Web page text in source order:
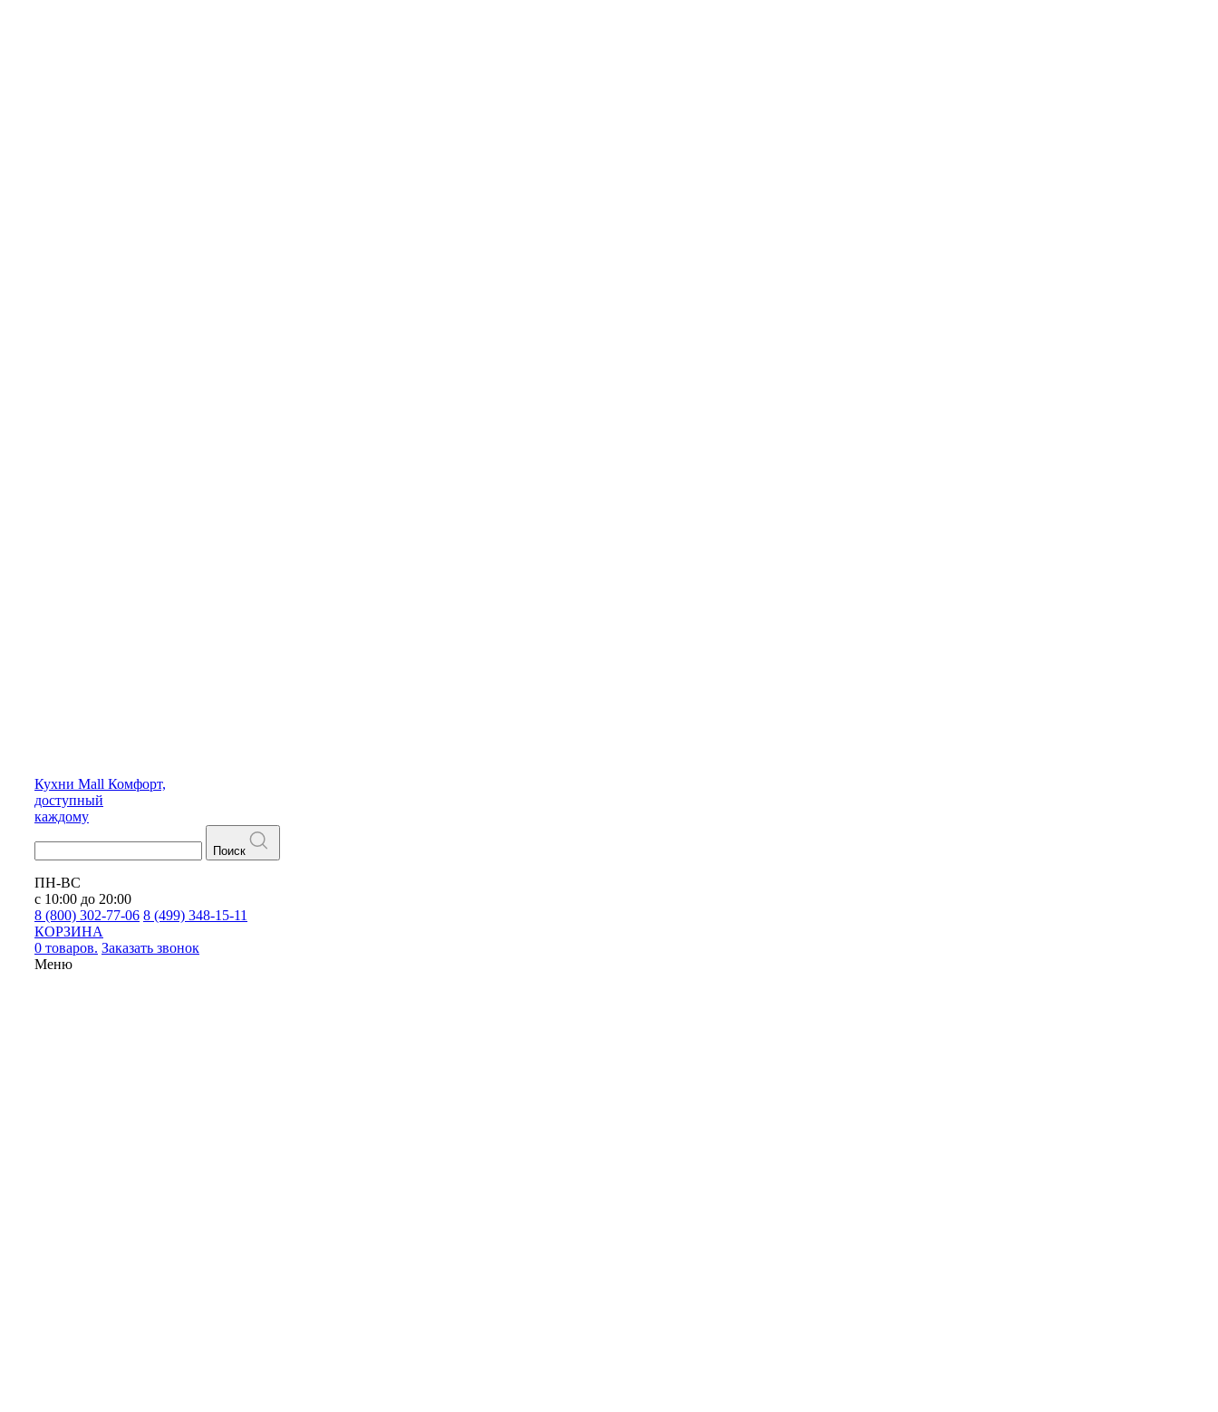
Кухни Mall Комфорт,
доступный
каждому
Поиск
ПН-ВС
с 10:00 до 20:00
8 (800) 302-77-06 8 (499) 348-15-11
КОРЗИНА
0 товаров. Заказать звонок
Меню